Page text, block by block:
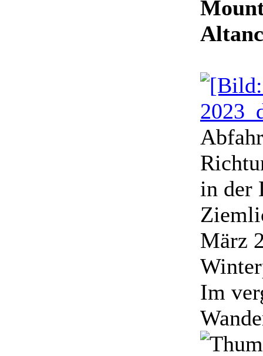
in der
März
Im